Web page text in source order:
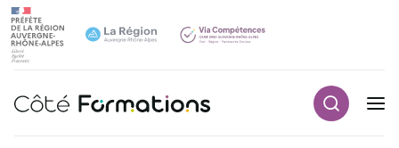
Navigation principale